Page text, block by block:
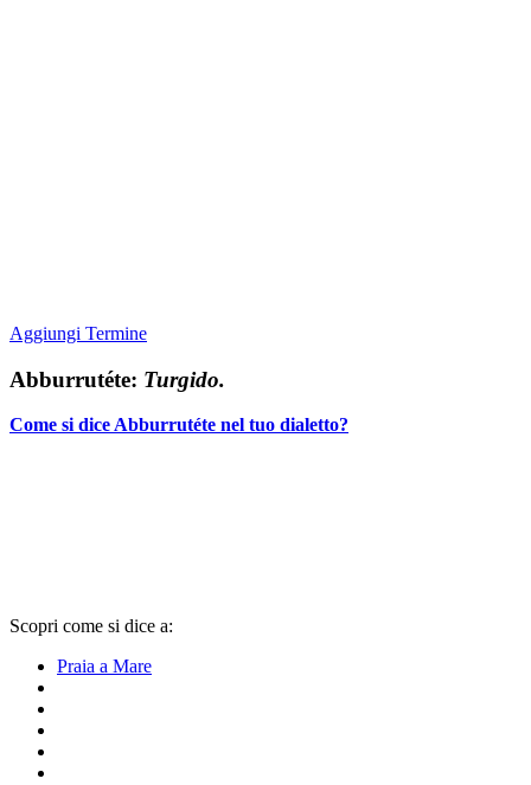
Aggiungi Termine
Abburrutéte: Turgido.
Come si dice Abburrutéte nel tuo dialetto?
Scopri come si dice a:
Praia a Mare